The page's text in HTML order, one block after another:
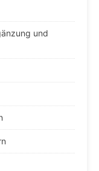
und